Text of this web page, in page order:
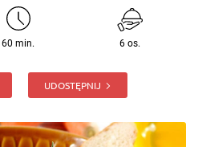
60 min. 6 os.
UDOSTĘPNIJ